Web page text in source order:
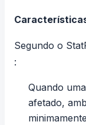
Segundo o
:
Quando
afetado,
minimamente